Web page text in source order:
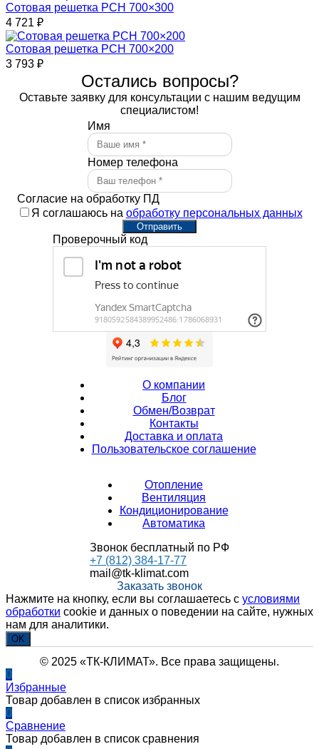
Сотовая решетка РСН 700×300
4 721 ₽
Сотовая решетка РСН 700×200
3 793 ₽
Остались вопросы?
Оставьте заявку для консультации с нашим ведущим
специалистом!
Имя
Номер телефона
Согласие на обработку ПД
Я соглашаюсь на обработку персональных данных
Отправить
Проверочный код
О компании
Блог
Обмен/Возврат
Контакты
Доставка и оплата
Пользовательское соглашение
Отопление
Вентиляция
Кондиционирование
Автоматика
Звонок бесплатный по РФ
+7 (812) 384-17-77
mail@tk-klimat.com
Заказать звонок
Нажмите на кнопку, если вы соглашаетесь с условиями
обработки cookie и данных о поведении на сайте, нужных
нам для аналитики.
OK
© 2025 «ТК-КЛИМАТ». Все права защищены.
0
Избранные
Товар добавлен в список избранных
0
Сравнение
Товар добавлен в список сравнения